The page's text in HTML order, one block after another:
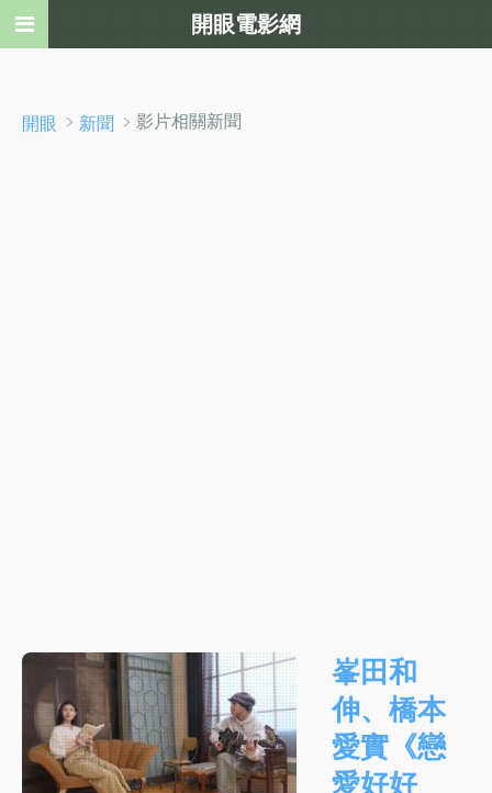
開眼 ﹥ 新聞 ﹥影片相關新聞
峯田和
伸、橋本
愛實《戀
愛好好
開眼電影網